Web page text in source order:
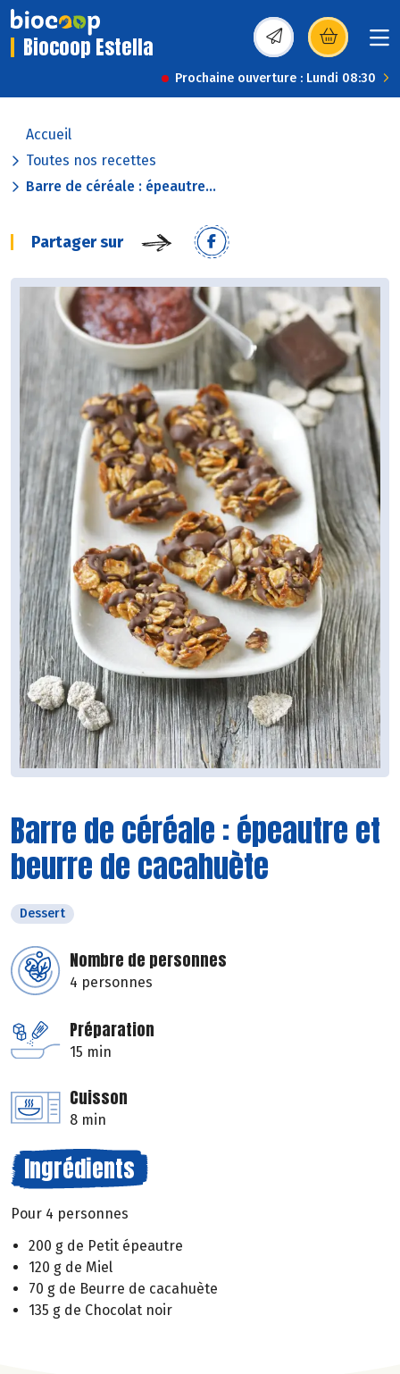
Biocoop Estella (s’ouvre dans une
Prochaine ouverture : Lundi 08:30
Accueil
Toutes nos recettes
Barre de céréale : épeautre...
Partager sur
Barre de céréale : épeautre et
beurre de cacahuète
Dessert
Nombre de personnes
4 personnes
Préparation
15 min
Cuisson
8 min
Ingrédients
Pour 4 personnes
200 g de Petit épeautre
120 g de Miel
70 g de Beurre de cacahuète
135 g de Chocolat noir